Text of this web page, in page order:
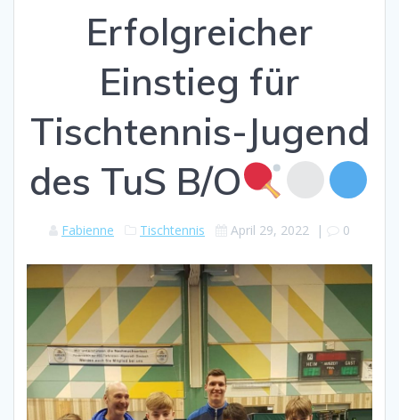
Erfolgreicher
Einstieg für
Tischtennis-Jugend
des TuS B/O
Fabienne Tischtennis April 29, 2022 | 0